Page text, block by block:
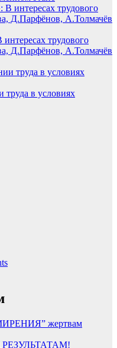
трудового
Д.Парфёнов, А.Толмачёв
в условиях
жертвам